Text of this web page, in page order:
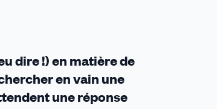
dire !) en matière de
en vain une
une réponse